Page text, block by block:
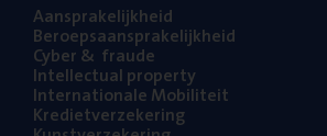
Aan­spra­ke­lijk­heid
Beroeps­aan­spra­ke­lijk­heid
Cyber& fraude
Intel­lec­tu­al property
Inter­na­ti­o­na­le Mobiliteit
Kre­diet­ver­ze­ke­ring